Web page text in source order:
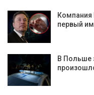
Компания
первый
В Польше